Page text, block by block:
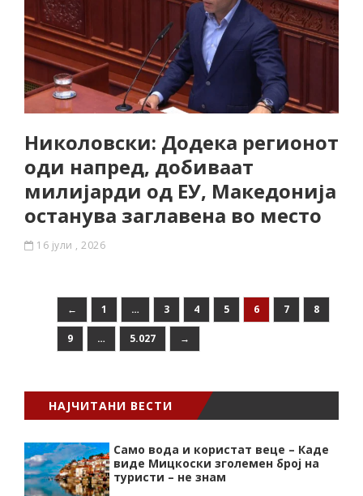
Николовски: Додека регионот
оди напред, добиваат
милијарди од ЕУ, Македонија
останува заглавена во место
16 јули , 2026
← 1 … 3 4 5 6 7 8
9 … 5.027 →
НАЈЧИТАНИ ВЕСТИ
Само вода и користат веце – Каде
виде Мицкоски зголемен број на
туристи – не знам